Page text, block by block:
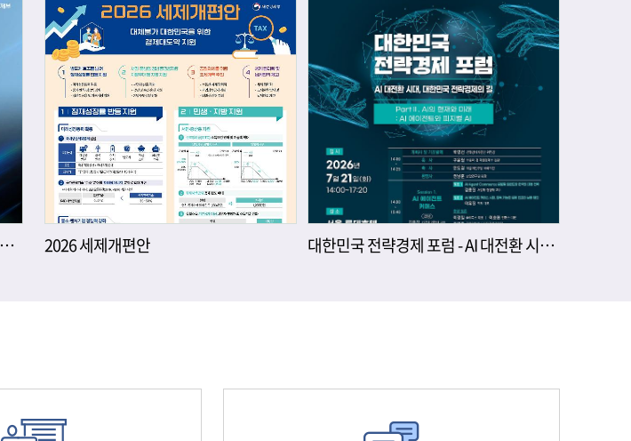
2026년 하반기 경제성장전략 - 3편 구조적 문제 대응 2026 세제개편안 대한민국 전략경제 포럼 - AI 대전환 시대, 대한민국 전략경제의 길